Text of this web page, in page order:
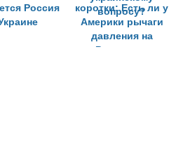
Россия
коротки: Есть ли у
Америки рычаги
давления на
Россию по